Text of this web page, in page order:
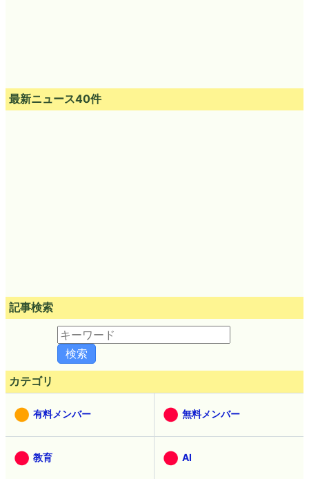
最新ニュース40件
記事検索
カテゴリ
有料メンバー 無料メンバー
教育 AI